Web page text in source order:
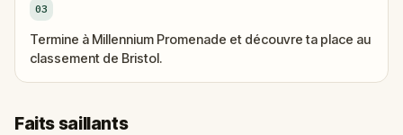
03
Termine à Millennium Promenade et découvre ta place au
classement de Bristol.
Faits saillants